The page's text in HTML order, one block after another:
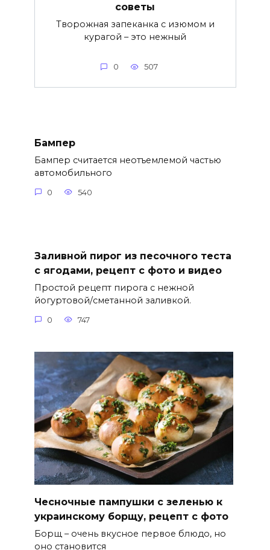
советы
Творожная запеканка с изюмом и
курагой – это нежный
0 507
Бампер
Бампер считается неотъемлемой частью
автомобильного
0 540
Заливной пирог из песочного теста
с ягодами, рецепт с фото и видео
Простой рецепт пирога с нежной
йогуртовой/сметанной заливкой.
0 747
Чесночные пампушки с зеленью к
украинскому борщу, рецепт с фото
Борщ – очень вкусное первое блюдо, но
оно становится